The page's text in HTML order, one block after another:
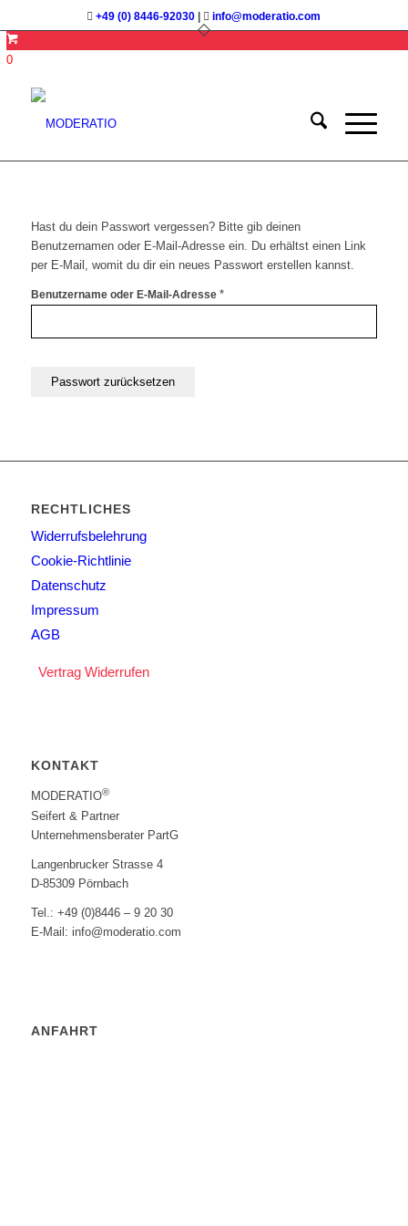
+49 (0) 8446-92030 info@moderatio.com
0
Hast du dein Passwort vergessen? Bitte gib deinen
Benutzernamen oder E-Mail-Adresse ein. Du erhältst einen Link
per E-Mail, womit du dir ein neues Passwort erstellen kannst.
Benutzername oder E-Mail-Adresse *Erforderlich
Passwort zurücksetzen
RECHTLICHES
Widerrufsbelehrung
Cookie-Richtlinie
Datenschutz
Impressum
AGB
Vertrag Widerrufen
KONTAKT
MODERATIO®
Seifert & Partner
Unternehmensberater PartG
Langenbrucker Strasse 4
D-85309 Pörnbach
Tel.: +49 (0)8446 – 9 20 30
E-Mail: info@moderatio.com
ANFAHRT